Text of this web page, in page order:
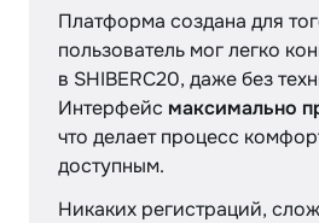
Платформа создана для
пользователь мог легко
в SHIBERC20, даже без
Интерфейс максимально
что делает процесс
доступным.
Никаких регистраций,